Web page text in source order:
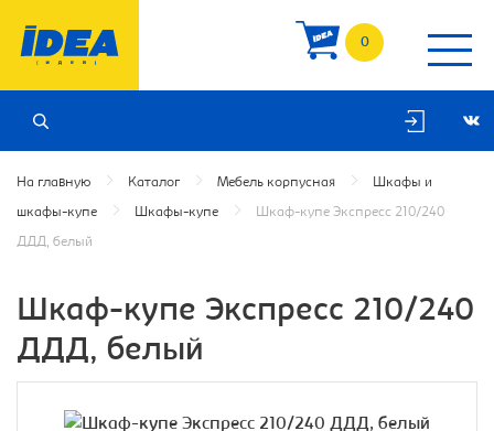
0
На главную Каталог Мебель корпусная Шкафы и
шкафы-купе Шкафы-купе Шкаф-купе Экспресс 210/240
ДДД, белый
Шкаф-купе Экспресс 210/240
ДДД, белый